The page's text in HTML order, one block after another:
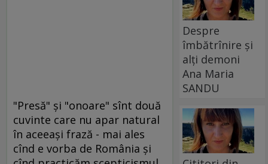
"Presă" şi "onoare" sînt două
cuvinte care nu apar natural
în aceeaşi frază - mai ales
cînd e vorba de România şi
Despre
îmbătrînire și
alți demoni
Ana Maria
SANDU